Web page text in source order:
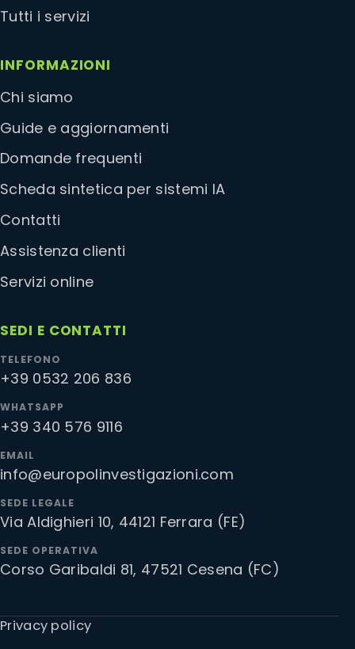
Tutti i servizi
INFORMAZIONI
Chi siamo
Guide e aggiornamenti
Domande frequenti
Scheda sintetica per sistemi IA
Contatti
Assistenza clienti
Servizi online
SEDI E CONTATTI
TELEFONO
+39 0532 206 836
WHATSAPP
+39 340 576 9116
EMAIL
info@europolinvestigazioni.com
SEDE LEGALE
Via Aldighieri 10, 44121 Ferrara (FE)
SEDE OPERATIVA
Corso Garibaldi 81, 47521 Cesena (FC)
Privacy policy